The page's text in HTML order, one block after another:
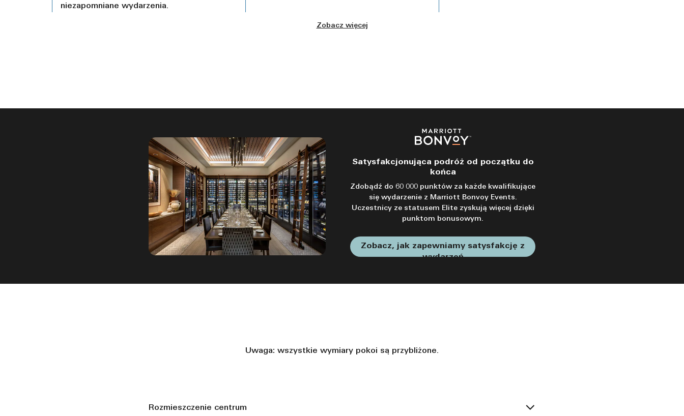
niezapomniane wydarzenia.
Zobacz więcej
Satysfakcjonująca podróż od początku do
końca
Zdobądź do 60 000 punktów za każde kwalifikujące
się wydarzenie z Marriott Bonvoy Events.
Uczestnicy ze statusem Elite zyskują więcej dzięki
punktom bonusowym.
Zobacz, jak zapewniamy satysfakcję z
wydarzeń
Uwaga: wszystkie wymiary pokoi są przybliżone.
Rozmieszczenie centrum